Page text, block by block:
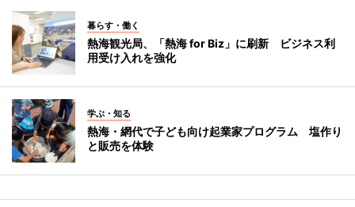
暮らす・働く
熱海観光局、「熱海 for Biz」に刷新 ビジネス利
用受け入れを強化
学ぶ・知る
熱海・網代で子ども向け起業家プログラム 塩作り
と販売を体験